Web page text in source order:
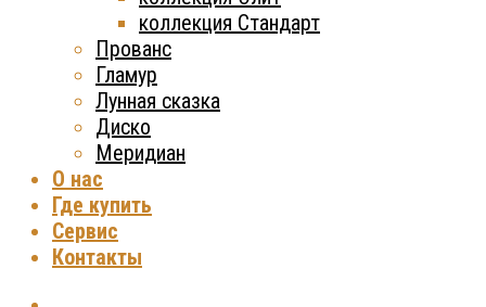
коллекция Стандарт
Прованс
Гламур
Лунная сказка
Диско
Меридиан
О нас
Где купить
Сервис
Контакты